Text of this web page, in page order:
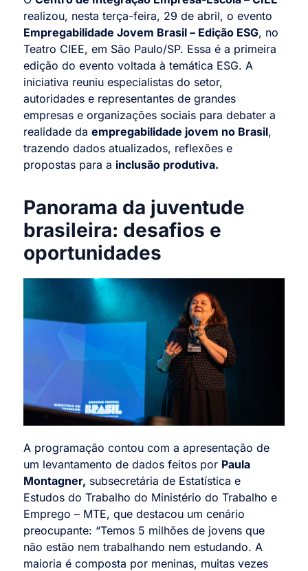
realizou, nesta terça-feira, 29 de abril, o evento
Empregabilidade Jovem Brasil – Edição ESG, no
Teatro CIEE, em São Paulo/SP. Essa é a primeira
edição do evento voltada à temática ESG. A
iniciativa reuniu especialistas do setor,
autoridades e representantes de grandes
empresas e organizações sociais para debater a
realidade da empregabilidade jovem no Brasil,
trazendo dados atualizados, reflexões e
propostas para a inclusão produtiva.
Panorama da juventude
brasileira: desafios e
oportunidades
A programação contou com a apresentação de
um levantamento de dados feitos por Paula
Montagner, subsecretária de Estatística e
Estudos do Trabalho do Ministério do Trabalho e
Emprego – MTE, que destacou um cenário
preocupante: “Temos 5 milhões de jovens que
não estão nem trabalhando nem estudando. A
maioria é composta por meninas, muitas vezes